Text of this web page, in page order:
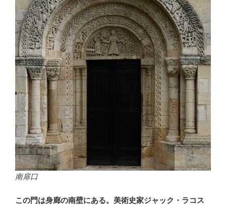
南扉口
この門は身廊の南壁にある。美術史家ジャック・ラコス